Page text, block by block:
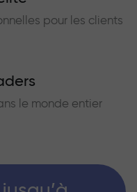
pour les clients
le monde entier